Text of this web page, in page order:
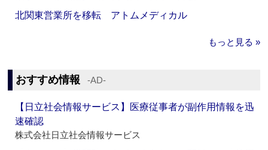
北関東営業所を移転 アトムメディカル
もっと見る »
おすすめ情報 ‐AD‐
【日立社会情報サービス】医療従事者が副作用情報を迅
速確認
株式会社日立社会情報サービス